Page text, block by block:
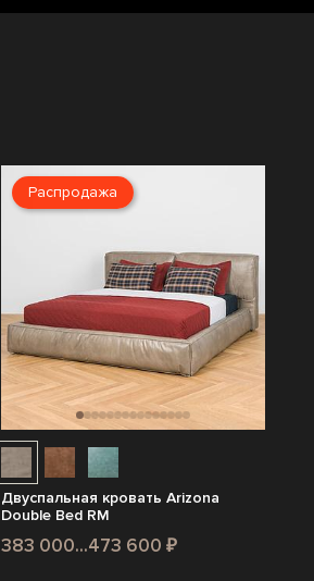
Распродажа
Двуспальная кровать Arizona
Double Bed RM
383 000...473 600 ₽